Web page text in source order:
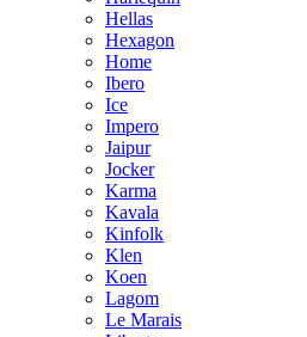
Hellas
Hexagon
Home
Ibero
Ice
Impero
Jaipur
Jocker
Karma
Kavala
Kinfolk
Klen
Koen
Lagom
Le Marais